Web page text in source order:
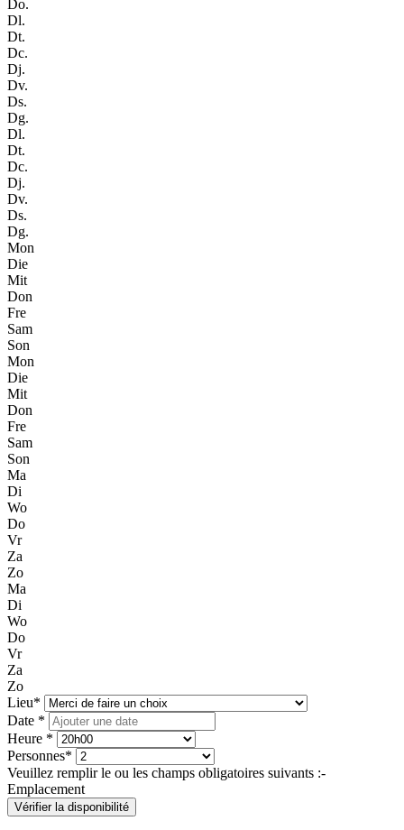
Do.
Dl.
Dt.
Dc.
Dj.
Dv.
Ds.
Dg.
Dl.
Dt.
Dc.
Dj.
Dv.
Ds.
Dg.
Mon
Die
Mit
Don
Fre
Sam
Son
Mon
Die
Mit
Don
Fre
Sam
Son
Ma
Di
Wo
Do
Vr
Za
Zo
Ma
Di
Wo
Do
Vr
Za
Zo
Lieu*
Date *
Heure *
Personnes*
Veuillez remplir le ou les champs obligatoires suivants :-
Emplacement
Vérifier la disponibilité